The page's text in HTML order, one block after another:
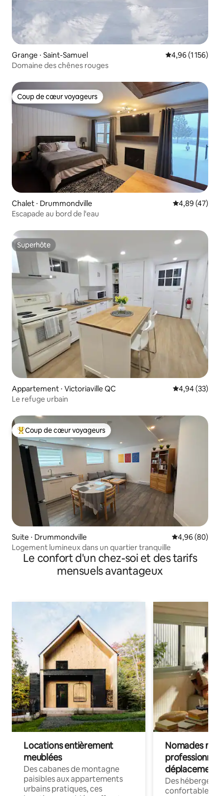
Grange ⋅ Saint-Samuel Évaluation
4,96 (1 156)
Domaine des chênes rouges
Coup de cœur voyageurs
Coup de cœur voyageurs
Chalet ⋅ Drummondville Évaluation
4,89 (47)
Escapade au bord de l'eau
Superhôte
Superhôte
Appartement ⋅ Victoriaville QC Évaluation
4,94 (33)
Le refuge urbain
Coups de cœur voyageurs les plus appréciés
Coup de cœur voyageurs
Suite ⋅ Drummondville Évaluation
4,96 (80)
Logement lumineux dans un quartier tranquille
Le confort d'un chez-soi et des tarifs
mensuels avantageux
Locations entièrement
meublées
Des cabanes de montagne
paisibles aux appartements
urbains pratiques, ces
Nomades
déplacement
Des
confortables